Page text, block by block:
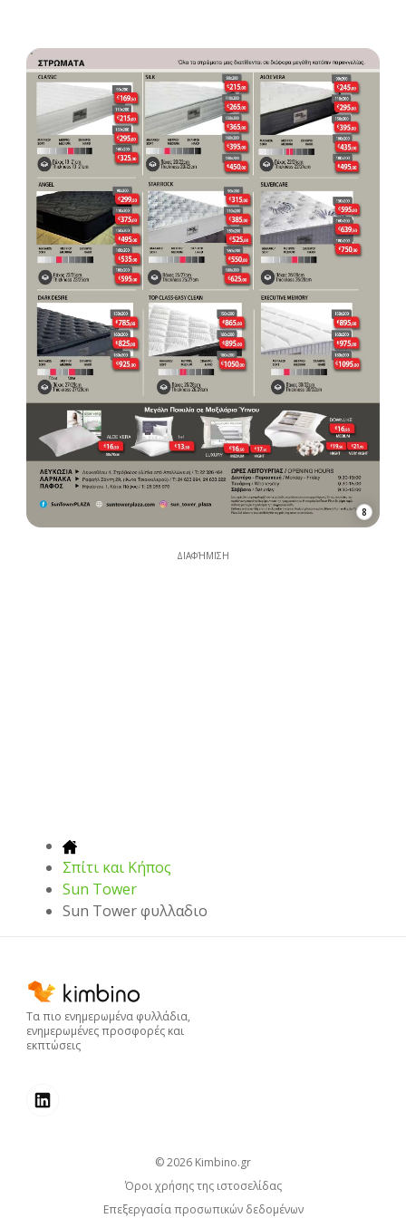
8
ΔΙΑΦΉΜΙΣΗ
Σπίτι και Κήπος
Sun Tower
Sun Tower φυλλαδιο
Τα πιο ενημερωμένα φυλλάδια,
ενημερωμένες προσφορές και
εκπτώσεις
© 2026
kimbino.gr
Όροι χρήσης της ιστοσελίδας
Επεξεργασία προσωπικών δεδομένων